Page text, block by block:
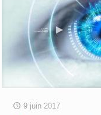
9 juin 2017